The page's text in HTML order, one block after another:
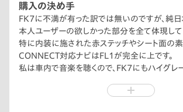
購入の決め手
FK7に不満が有った訳では無いのですが、純
本人ユーザーの欲しかった部分を全て体現してい
特に内装に施された赤ステッチやシート面の
CONNECT対応ナビはFL1が完全に上です。
私は車内で音楽を聴くので、FK7にもハイグレ
ー内に装備＋トランクのサブウーファー有りの